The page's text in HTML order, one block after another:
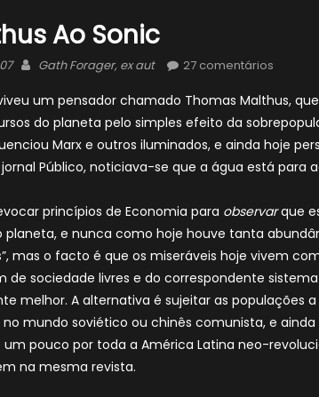
Ao Sonic
Author
Gath Forager, ex aut 27 comentários
um pensador chamado Thomas Malthus,
do planeta pelo simples efeito da
Marx e outros iluminados, e ainda hoje
jornal Público, noticiava-se que a água está para
princípios de Economia para observarque
e nunca como hoje houve tanta
mas o facto é que os miseráveis hoje vivem
de sociedade livres e do correspondente
melhor. A alternativa é sujeitar as populações
mundo soviético ou chinês comunista, e
pouco por toda a América Latina neo-
na mesma revista.